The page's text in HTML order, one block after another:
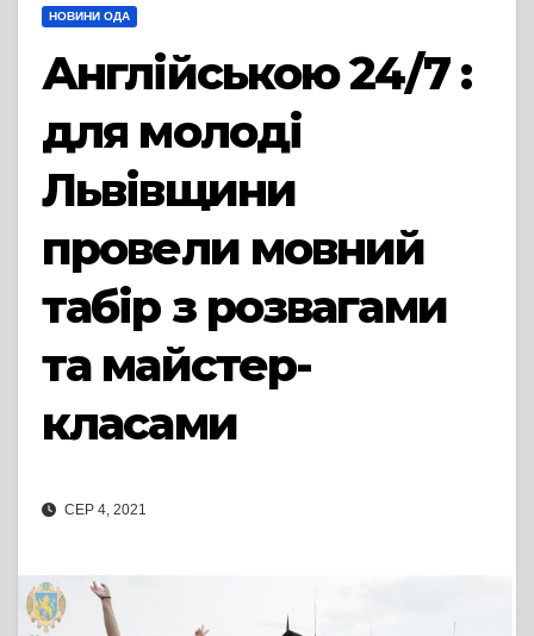
НОВИНИ ОДА
Англійською 24/7 :
для молоді
Львівщини
провели мовний
табір з розвагами
та майстер-
класами
СЕР 4, 2021